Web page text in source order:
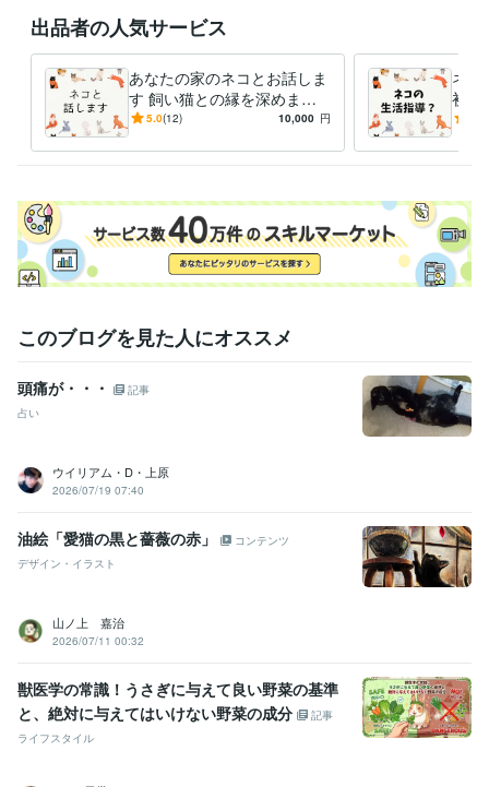
出品者の人気サービス
あなたの家のネコとお話しま
す 飼い猫との縁を深めま
す。お話体験後は、より愛し
5.0(12) 10,000 円
ネコ
初心
相談
このブログを見た人にオススメ
頭痛が・・・
記事
占い
ウイリアム・D・上原
2026/07/19 07:40
油絵「愛猫の黒と薔薇の赤」
コンテンツ
デザイン・イラスト
山ノ上 嘉治
2026/07/11 00:32
獣医学の常識！うさぎに与えて良い野菜の基準
と、絶対に与えてはいけない野菜の成分
記事
ライフスタイル